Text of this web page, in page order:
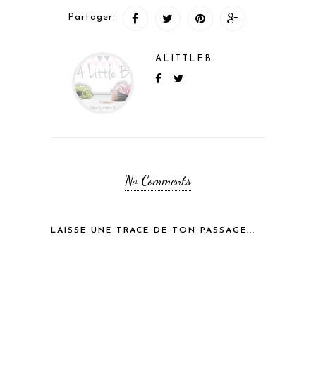
Partager:
ALITTLEB
No Comments
LAISSE UNE TRACE DE TON PASSAGE...